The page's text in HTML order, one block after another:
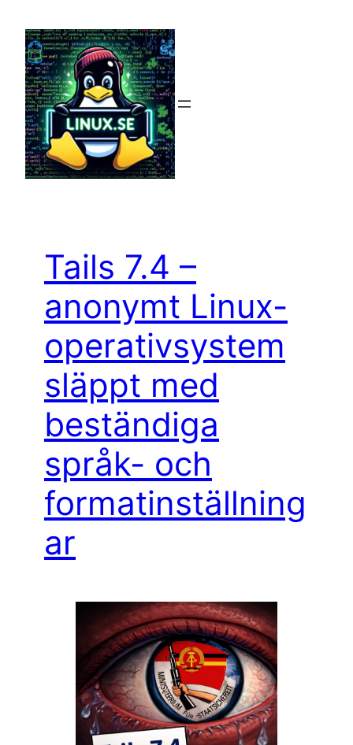
innehåll
Tails 7.4 –
anonymt Linux-
operativsystem
släppt med
beständiga
språk- och
formatinställning
ar